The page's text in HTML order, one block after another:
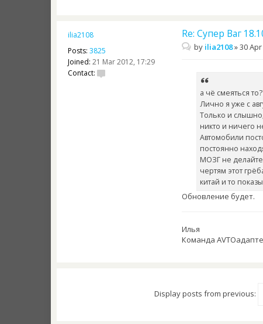
ilia2108
Posts: 3825
Joined: 21 Mar 2012, 17:29
Contact:
Re: Супер Ваг
by ilia2108»30
а чё смеяться
Лично я уже с
Только и
никто и ничего
Автомобили
постоянно
МОЗГ не делайте
чертям этот
китай и то
Обновление будет.
Илья
Команда
Display posts from previous: